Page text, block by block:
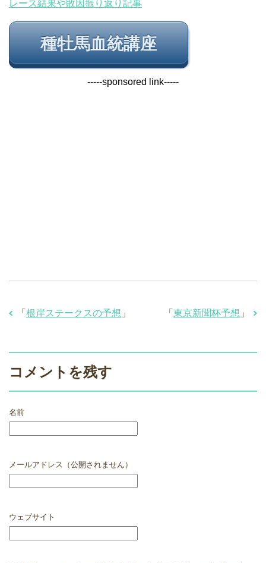
レース結果や敗因振り返り記事
種牡馬血統講座
-----sponsored link-----
「 東京新聞杯予想 」
「 根岸ステークスの予想 」
コメントを残す
名前
メールアドレス（公開されません）
ウェブサイト